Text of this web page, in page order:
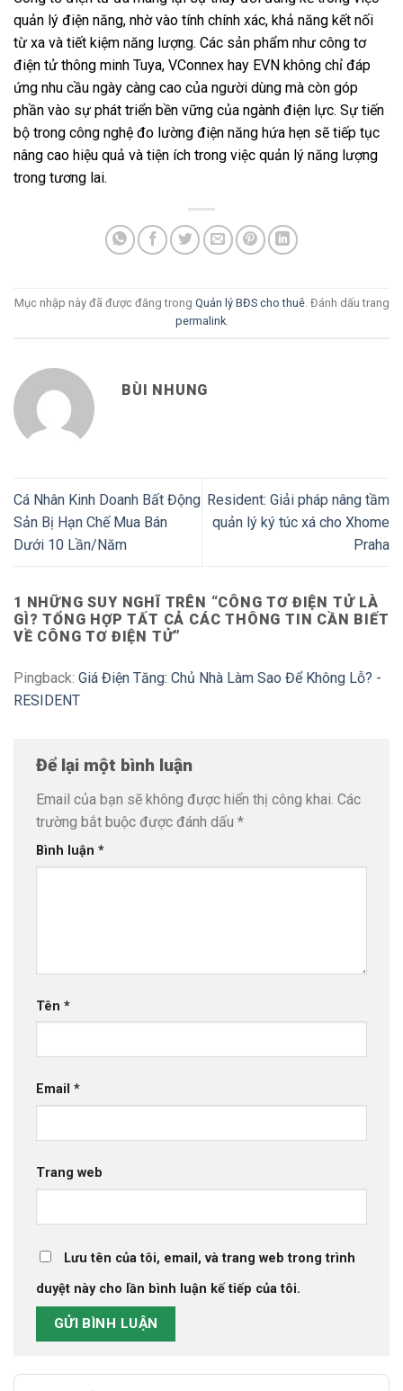
quản lý điện năng, nhờ vào tính chính xác, khả năng kết nối
từ xa và tiết kiệm năng lượng. Các sản phẩm như công tơ
điện tử thông minh Tuya, VConnex hay EVN không chỉ đáp
ứng nhu cầu ngày càng cao của người dùng mà còn góp
phần vào sự phát triển bền vững của ngành điện lực. Sự tiến
bộ trong công nghệ đo lường điện năng hứa hẹn sẽ tiếp tục
nâng cao hiệu quả và tiện ích trong việc quản lý năng lượng
trong tương lai.
Mục nhập này đã được đăng trong Quản lý BĐS cho thuê. Đánh dấu trang
permalink.
BÙI NHUNG
Cá Nhân Kinh Doanh Bất Động
Sản Bị Hạn Chế Mua Bán
Dưới 10 Lần/Năm
Resident: Giải pháp nâng tầm
quản lý ký túc xá cho Xhome
Praha
1 NHỮNG SUY NGHĨ TRÊN “CÔNG TƠ ĐIỆN TỬ LÀ
GÌ? TỔNG HỢP TẤT CẢ CÁC THÔNG TIN CẦN BIẾT
VỀ CÔNG TƠ ĐIỆN TỬ”
Pingback: Giá Điện Tăng: Chủ Nhà Làm Sao Để Không Lỗ? -
RESIDENT
Để lại một bình luận
Email của bạn sẽ không được hiển thị công khai. Các
trường bắt buộc được đánh dấu *
Bình luận *
Tên *
Email *
Trang web
Lưu tên của tôi, email, và trang web trong trình
duyệt này cho lần bình luận kế tiếp của tôi.